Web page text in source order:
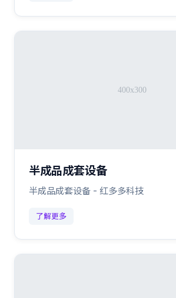
半成品成套设备
半成品成套设备 - 红多多科技
了解更多